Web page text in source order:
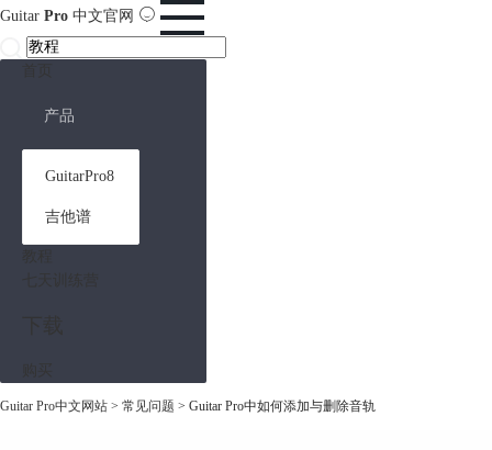
Guitar Pro 中文官网
产品
GuitarPro8
吉他谱
Guitar Pro中文网站 > 常见问题 > Guitar Pro中如何添加与删除音轨